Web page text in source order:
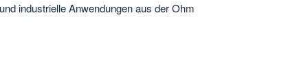
industrielle Anwendungen aus der Ohm